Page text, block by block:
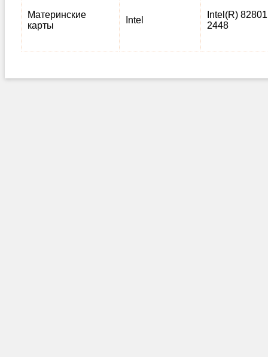
Материнские
карты
Intel
Intel(R)
2448